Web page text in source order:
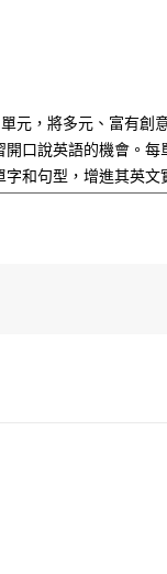
元，將多元、富有創
口說英語的機會。
和句型，增進其英文